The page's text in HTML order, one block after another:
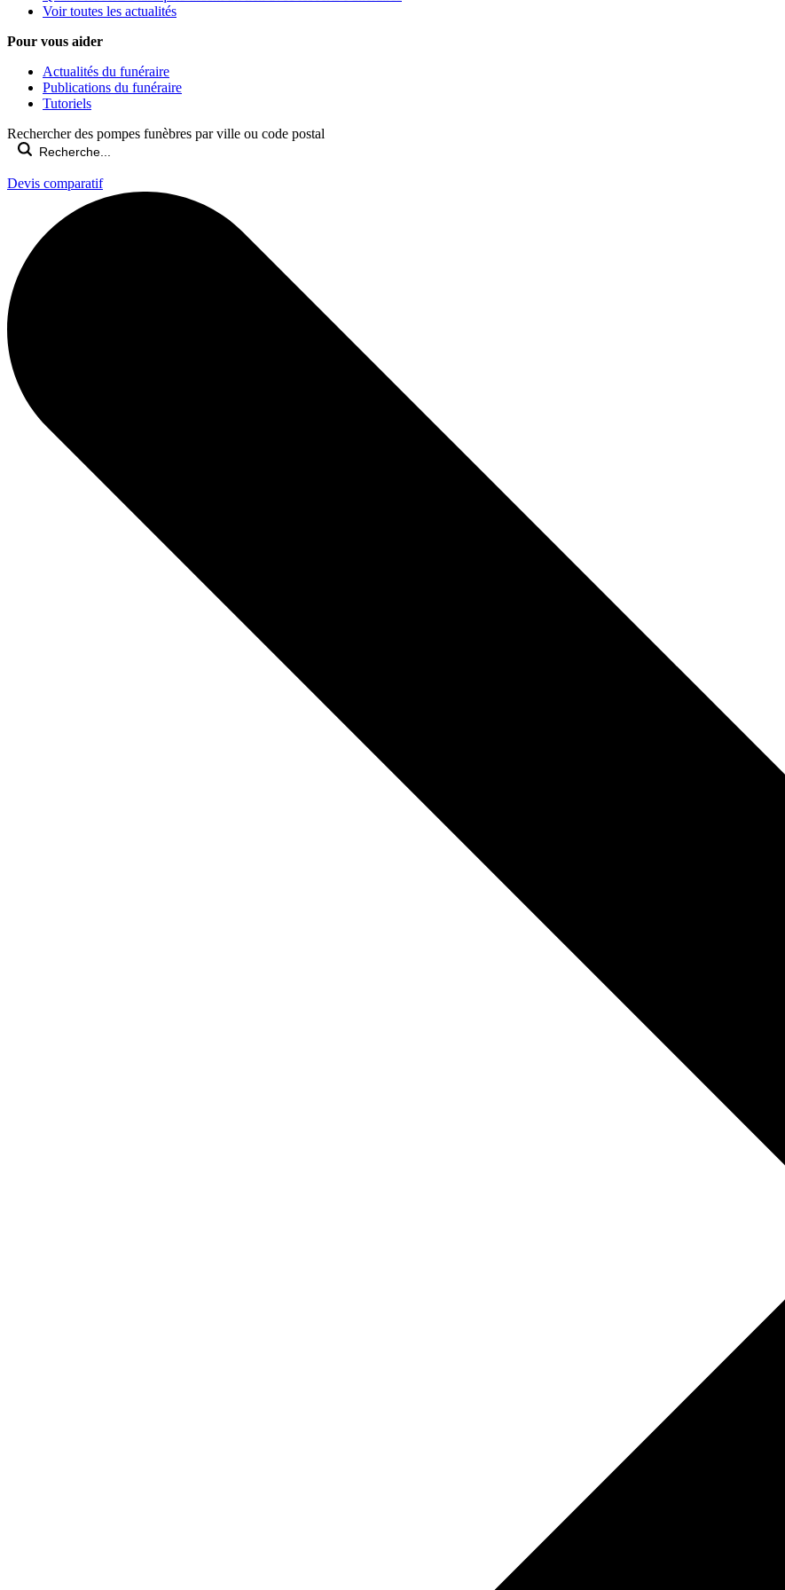
Voir toutes les actualités
Pour vous aider
Actualités du funéraire
Publications du funéraire
Tutoriels
Rechercher des pompes funèbres par ville ou code postal
Devis comparatif